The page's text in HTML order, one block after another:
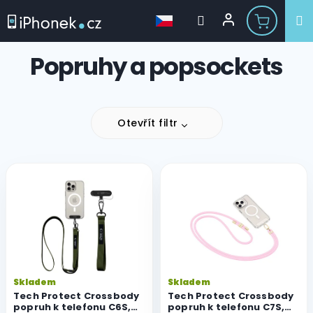
Popruhy a popsockets
Otevřít filtr
o
d
u
Tech Protect Crossbody
popruh k telefonu C6S,
Skladem
Tech Protect Crossbody
popruh k telefonu C7S,
Skladem